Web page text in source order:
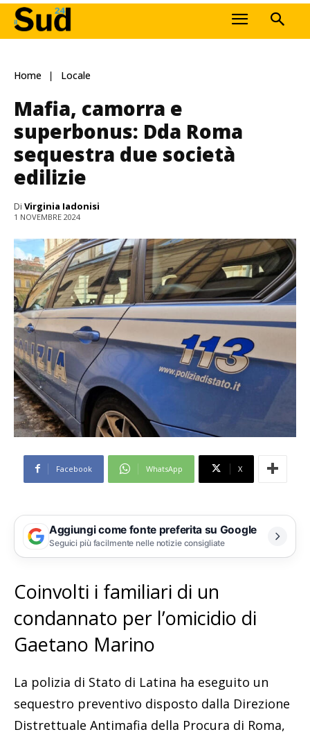
Home Locale
Mafia, camorra e
superbonus: Dda Roma
sequestra due società
edilizie
Di Virginia Iadonisi
1 NOVEMBRE 2024
Facebook WhatsApp X
Aggiungi come fonte preferita su Google
Seguici più facilmente nelle notizie consigliate
Coinvolti i familiari di un
condannato per l’omicidio di
Gaetano Marino
La polizia di Stato di Latina ha eseguito un
sequestro preventivo disposto dalla Direzione
Distrettuale Antimafia della Procura di Roma,